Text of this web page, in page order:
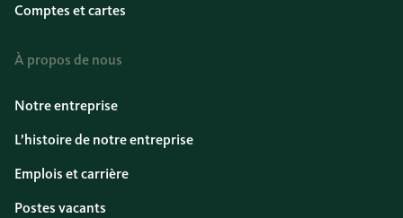
Comptes et cartes
À propos de nous
Notre entreprise
L’histoire de notre entreprise
Emplois et carrière
Postes vacants